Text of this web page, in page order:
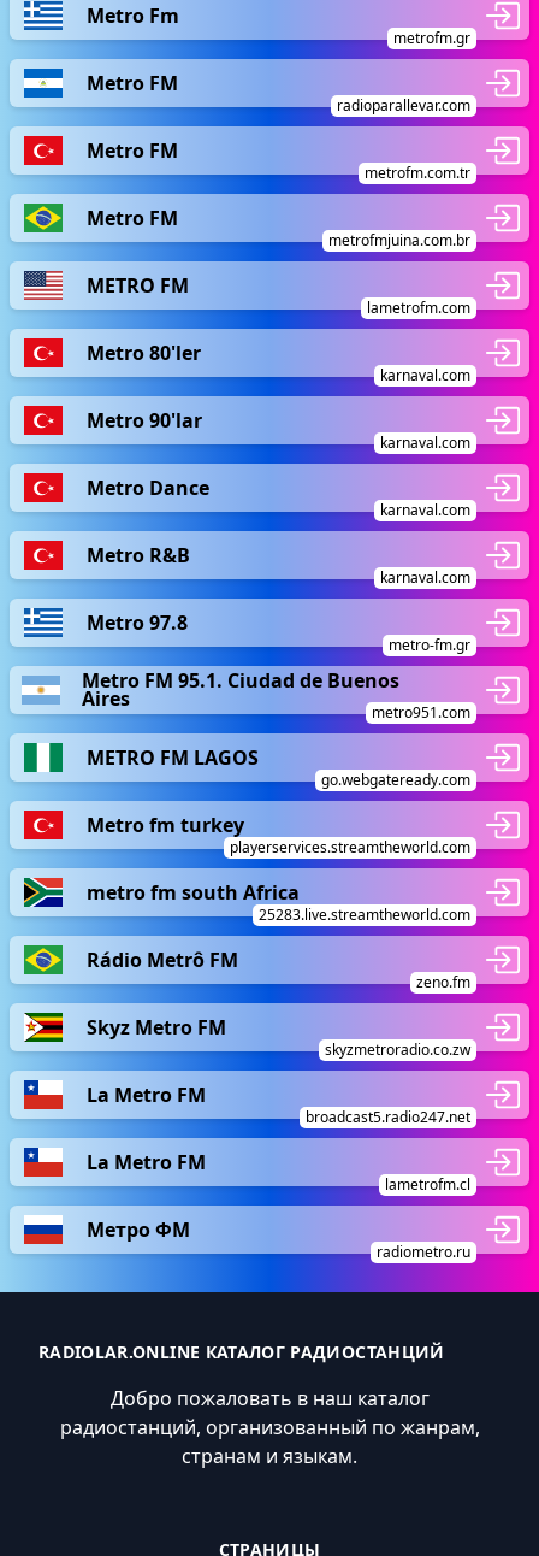
Metro Fm
metrofm.gr
Metro FM
radioparallevar.com
Metro FM
metrofm.com.tr
Metro FM
metrofmjuina.com.br
METRO FM
lametrofm.com
Metro 80'ler
karnaval.com
Metro 90'lar
karnaval.com
Metro Dance
karnaval.com
Metro R&B
karnaval.com
Metro 97.8
metro-fm.gr
Metro FM 95.1. Ciudad de Buenos
Aires
metro951.com
METRO FM LAGOS
go.webgateready.com
Metro fm turkey
playerservices.streamtheworld.com
metro fm south Africa
25283.live.streamtheworld.com
Rádio Metrô FM
zeno.fm
Skyz Metro FM
skyzmetroradio.co.zw
La Metro FM
broadcast5.radio247.net
La Metro FM
lametrofm.cl
Метро ФМ
radiometro.ru
RADIOLAR.ONLINE КАТАЛОГ РАДИОСТАНЦИЙ
Добро пожаловать в наш каталог
радиостанций, организованный по жанрам,
странам и языкам.
СТРАНИЦЫ